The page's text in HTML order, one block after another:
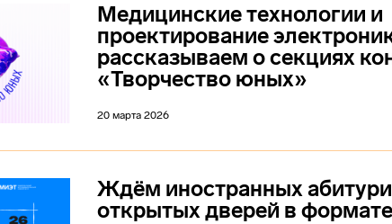
Медицинские технологии и
проектирование
рассказываем о секциях
«Творчество юных»
20 марта 2026
Ждём иностранных
открытых дверей в